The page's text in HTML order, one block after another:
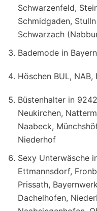
Schwarzenfeld,
Schmidgaden,
Schwarzach
Bademode in Bayern
Höschen BUL, NAB,
Büstenhalter in
Neukirchen,
Naabeck,
Niederhof
Sexy Unterwäsche
Ettmannsdorf,
Prissath,
Dachelhofen,